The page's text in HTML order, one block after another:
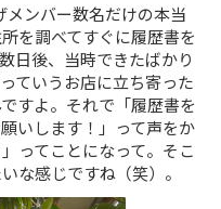
メンバー数名だけの本当
を調べてすぐに履歴書を
日後、当時できたばかり
ていうお店に立ち寄った
すよ。それで「履歴書を
いします！」って声をか
ってことになって。そこ
な感じですね（笑）。